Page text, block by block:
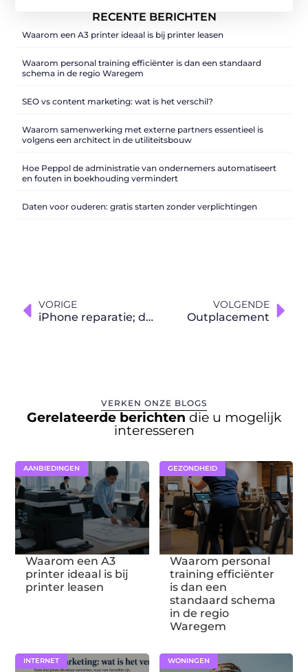
RECENTE BERICHTEN
Waarom een A3 printer ideaal is bij printer leasen
Waarom personal training efficiënter is dan een standaard
schema in de regio Waregem
SEO vs content marketing: wat is het verschil?
Waarom samenwerking met externe partners essentieel is
volgens een architect in de utiliteitsbouw
Hoe Peppol de administratie van ondernemers automatiseert
en fouten in boekhouding vermindert
Daten voor ouderen: gratis starten zonder verplichtingen
VORIGE
iPhone reparatie; door deskundige monteurs
VOLGENDE
Outplacement
VERKEN ONZE BLOGS
Gerelateerde berichten die u mogelijk
interesseren
AANBIEDINGEN
Waarom een A3
printer ideaal is bij
printer leasen
GEZONDHEID
Waarom personal
training efficiënter
is dan een
standaard schema
in de regio
Waregem
INTERNET WONINGEN